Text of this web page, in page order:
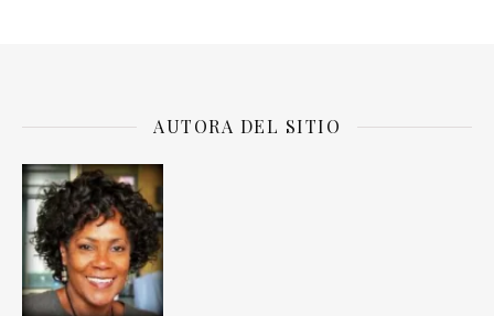
AUTORA DEL SITIO